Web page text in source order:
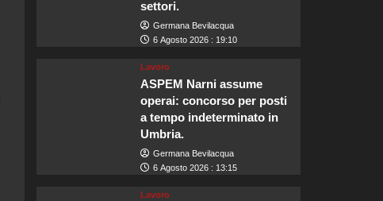
settori.
Germana Bevilacqua
6 Agosto 2026 : 19:10
Lavoro
ASPEM Narni assume
operai: concorso per posti
a tempo indeterminato in
Umbria.
Germana Bevilacqua
6 Agosto 2026 : 13:15
Lavoro